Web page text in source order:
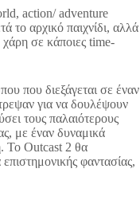
action/ adventure
το αρχικό παιχνίδι, αλλά
χάρη σε κάποιες time-
που διεξάγεται σε έναν
για να δουλέψουν
τους παλαιότερους
με έναν δυναμικά
Το Outcast 2 θα
φαντασίας,